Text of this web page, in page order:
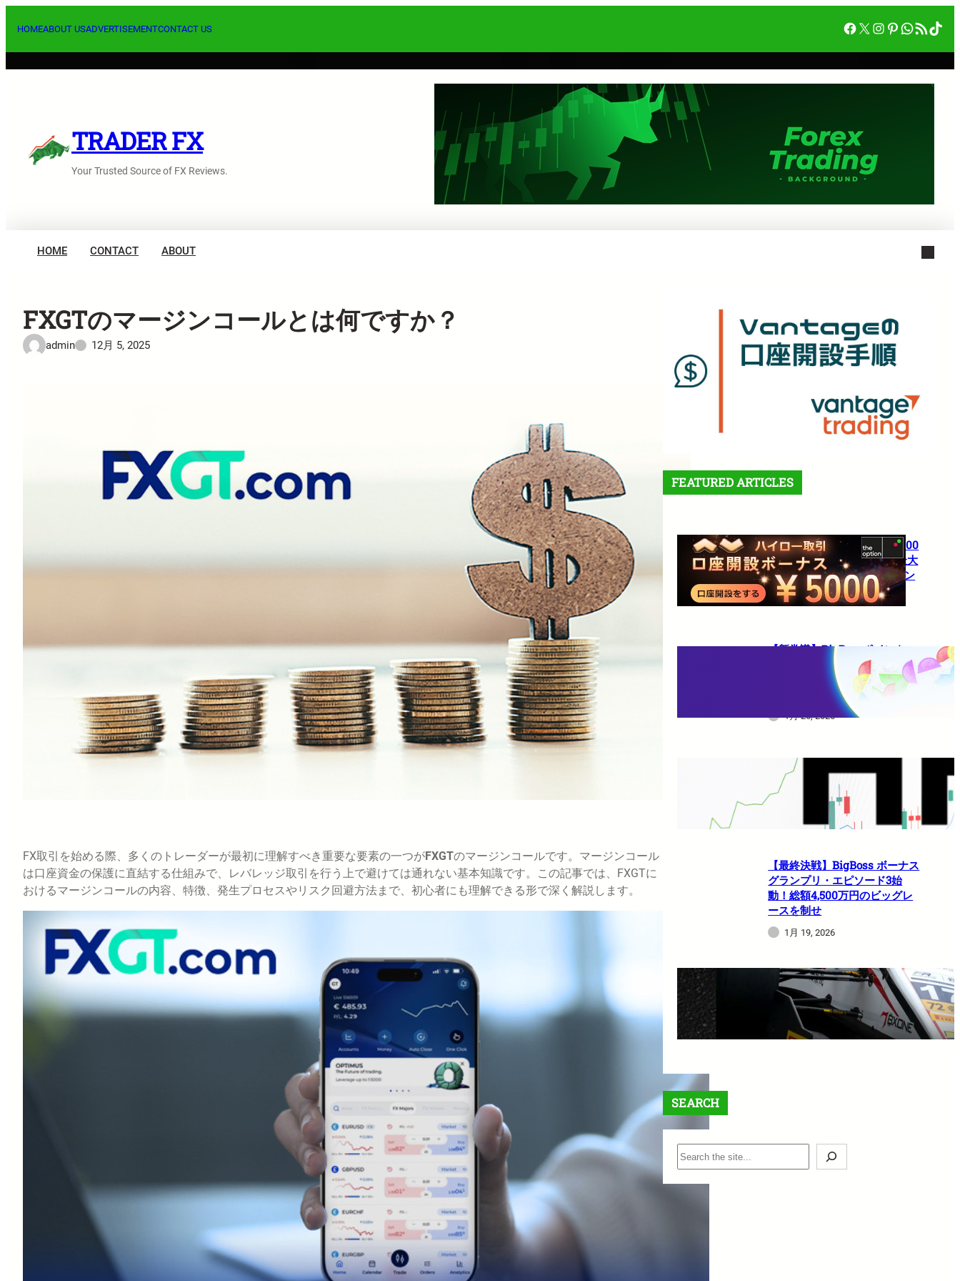
HOMEABOUT USADVERTISEMENTCONTACT US Facebook
X Instagram
Pinterest
RSS フィード
TRADER FX
Your Trusted Source of FX Reviews.
HOME CONTACT ABOUT
FXGTのマージンコールとは何ですか？
admin 12月 5, 2025
FX取引を始める際、多くのトレーダーが最初に理解すべき重要な要素の一つがFXGTのマージンコールです。マージンコール
は口座資金の保護に直結する仕組みで、レバレッジ取引を行う上で避けては通れない基本知識です。この記事では、FXGTに
おけるマージンコールの内容、特徴、発生プロセスやリスク回避方法まで、初心者にも理解できる形で深く解説します。
FEATURED ARTICLES
【theoption】口座開設で5,000
円！さらに仮想通貨入金で最大
10%還元の超豪華キャンペーン
1月 27, 2026
【新常識】BigBossポイント
（BBP）を使い倒せ！取引のた
びに還元される豪華特典のすべ
1月 26, 2026
HFMは日本人でも使えますか？
1月 21, 2026
【最終決戦】BigBoss ボーナス
グランプリ・エピソード3始
動！総額4,500万円のビッグレ
ースを制せ
1月 19, 2026
【最大$6,000】BigBoss ラッキ
ードロー＆入金ボーナスキャン
ペーン開催中！
1月 12, 2026
SEARCH
S
e
a